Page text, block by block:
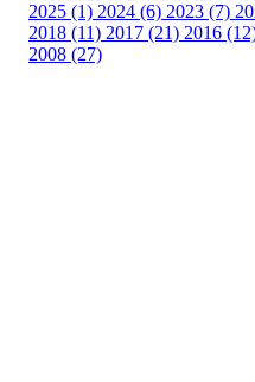
2025 (1) 2024 (6) 2023 (7)
2018 (11) 2017 (21) 2016
2008 (27)